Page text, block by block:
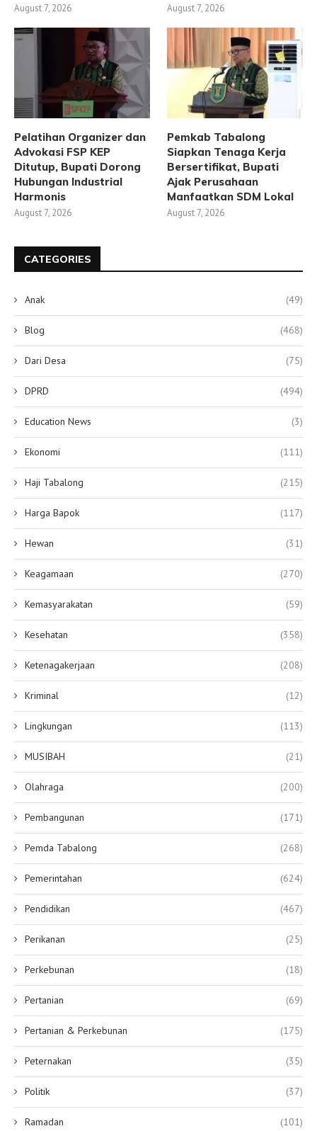
August 7, 2026 August 7, 2026
Pelatihan Organizer dan
Advokasi FSP KEP
Ditutup, Bupati Dorong
Hubungan Industrial
Harmonis
August 7, 2026
Pemkab Tabalong
Siapkan Tenaga Kerja
Bersertifikat, Bupati
Ajak Perusahaan
Manfaatkan SDM Lokal
August 7, 2026
CATEGORIES
Anak (49)
Blog (468)
Dari Desa (75)
DPRD (494)
Education News (3)
Ekonomi (111)
Haji Tabalong (215)
Harga Bapok (117)
Hewan (31)
Keagamaan (270)
Kemasyarakatan (59)
Kesehatan (358)
Ketenagakerjaan (208)
Kriminal (12)
Lingkungan (113)
MUSIBAH (21)
Olahraga (200)
Pembangunan (171)
Pemda Tabalong (268)
Pemerintahan (624)
Pendidikan (467)
Perikanan (25)
Perkebunan (18)
Pertanian (69)
Pertanian & Perkebunan (175)
Peternakan (35)
Politik (37)
Ramadan (101)